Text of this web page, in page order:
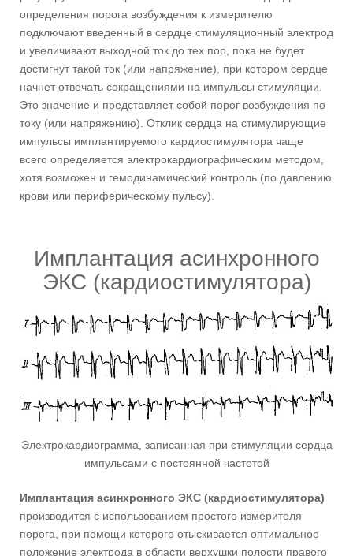
определения порога возбуждения к измерителю
подключают введенный в сердце стимуляционный электрод
и увеличивают выходной ток до тех пор, пока не будет
достигнут такой ток (или напряжение), при котором сердце
начнет отвечать сокращениями на импульсы стимуляции.
Это значение и представляет собой порог возбуждения по
току (или напряжению). Отклик сердца на стимулирующие
импульсы имплантируемого кардиостимулятора чаще
всего определяется электрокардиографическим методом,
хотя возможен и гемодинамический контроль (по давлению
крови или периферическому пульсу).
Имплантация асинхронного
ЭКС (кардиостимулятора)
Электрокардиограмма, записанная при стимуляции сердца
импульсами с постоянной частотой
Имплантация асинхронного ЭКС (кардиостимулятора)
производится с использованием простого измерителя
порога, при помощи которого отыскивается оптимальное
положение электрода в области верхушки полости правого